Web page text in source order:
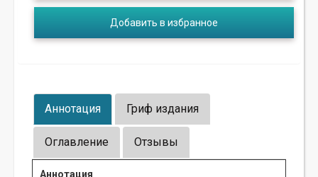
Добавить в избранное
Аннотация Гриф издания
Оглавление Отзывы
Аннотация